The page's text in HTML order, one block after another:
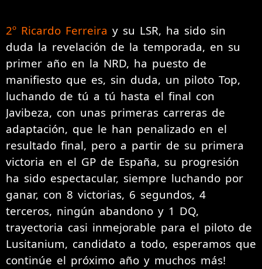
2º Ricardo Ferreira y su LSR, ha sido sin
duda la revelación de la temporada, en su
primer año en la NRD, ha puesto de
manifiesto que es, sin duda, un piloto Top,
luchando de tú a tú hasta el final con
Javibeza, con unas primeras carreras de
adaptación, que le han penalizado en el
resultado final, pero a partir de su primera
victoria en el GP de España, su progresión
ha sido espectacular, siempre luchando por
ganar, con 8 victorias, 6 segundos, 4
terceros, ningún abandono y 1 DQ,
trayectoria casi inmejorable para el piloto de
Lusitanium, candidato a todo, esperamos que
continúe el próximo año y muchos más!